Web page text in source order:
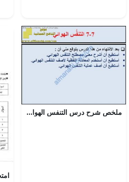
ملخص شرح درس التنفس الهوائي مع حل الأنشطة (علوم) الثامن